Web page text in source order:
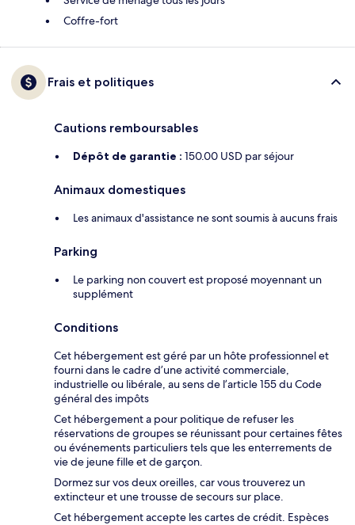
Coffre-fort
Frais et politiques
Cautions remboursables
Dépôt de garantie : 150.00 USD par séjour
Animaux domestiques
Les animaux d'assistance ne sont soumis à aucuns frais
Parking
Le parking non couvert est proposé moyennant un
supplément
Conditions
Cet hébergement est géré par un hôte professionnel et
fourni dans le cadre d’une activité commerciale,
industrielle ou libérale, au sens de l’article 155 du Code
général des impôts
Cet hébergement a pour politique de refuser les
réservations de groupes se réunissant pour certaines fêtes
ou événements particuliers tels que les enterrements de
vie de jeune fille et de garçon.
Dormez sur vos deux oreilles, car vous trouverez un
extincteur et une trousse de secours sur place.
Cet hébergement accepte les cartes de crédit. Espèces